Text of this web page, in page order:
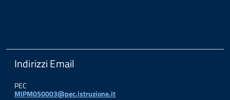
Indirizzi Email
PEC
MIPM050003@pec.istruzione.it